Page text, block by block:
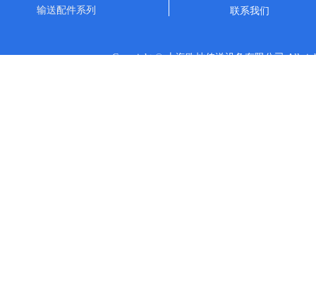
Copyright © 上海欧灿传送设备有限公司 All
输送配件系列
联系我们